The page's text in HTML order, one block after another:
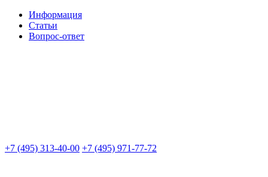
Информация
Статьи
Вопрос-ответ
+7 (495) 313-40-00 +7 (495) 971-77-72